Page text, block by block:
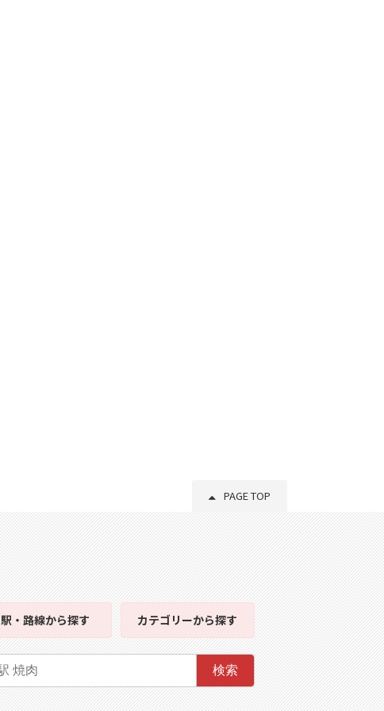
PAGE TOP
駅・路線から探す カテゴリーから探す
検索